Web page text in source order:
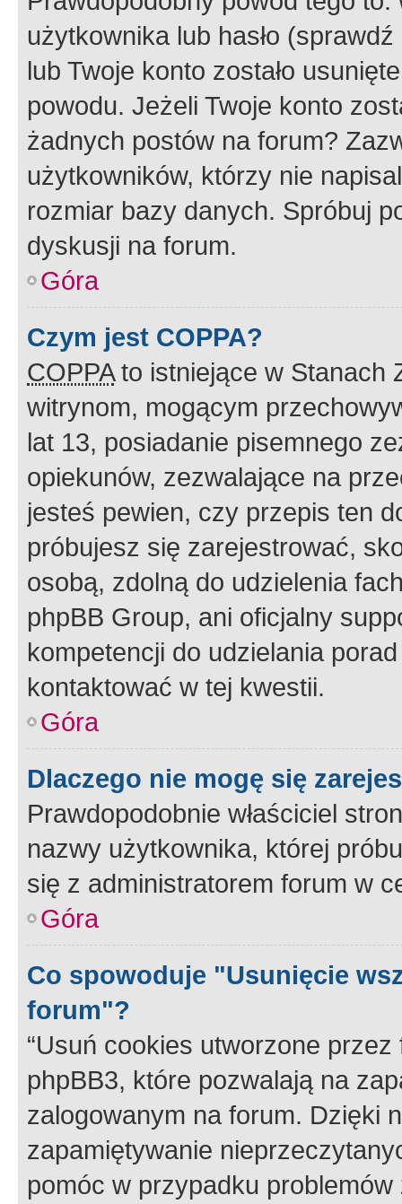
użytkownika lub hasło
lub Twoje konto zostało
powodu. Jeżeli Twoje konto
żadnych postów na forum?
użytkowników, którzy nie
rozmiar bazy danych. Spróbuj
dyskusji na forum.
Góra
Czym jest COPPA?
COPPAto istniejące w Stanach
witrynom, mogącym
lat 13, posiadanie pisemnego
opiekunów, zezwalające na
jesteś pewien, czy przepis ten
próbujesz się zarejestrować,
osobą, zdolną do udzielenia
phpBB Group, ani oficjalny
kompetencji do udzielania
kontaktować w tej kwestii.
Góra
Dlaczego nie mogę się
Prawdopodobnie właściciel
nazwy użytkownika, której
się z administratorem forum w
Góra
Co spowoduje "Usunięcie
forum"?
“Usuń cookies utworzone
phpBB3, które pozwalają na
zalogowanym na forum. Dzięki
zapamiętywanie
pomóc w przypadku